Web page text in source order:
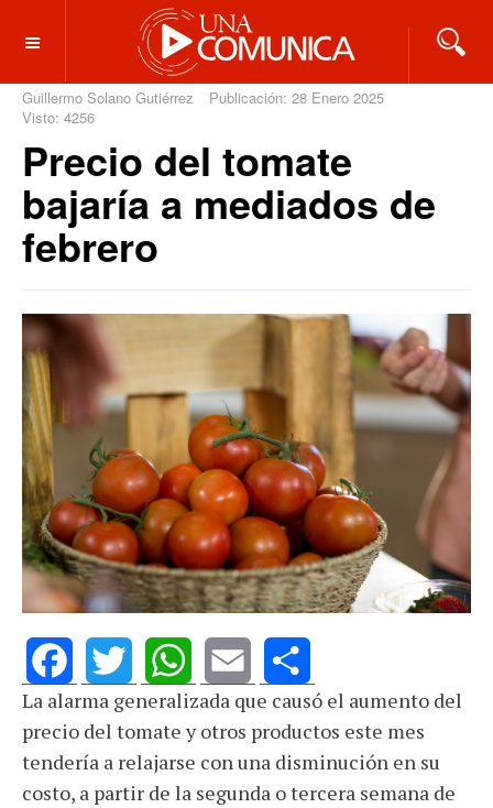
OFF CANVAS
Guillermo Solano Gutiérrez
Publicación: 28 Enero 2025
Visto: 4256
Precio del tomate
bajaría a mediados de
febrero
FacebookTwitterWhatsApp
Email Share
La alarma generalizada que causó el aumento del
precio del tomate y otros productos este mes
tendería a relajarse con una disminución en su
costo, a partir de la segunda o tercera semana de